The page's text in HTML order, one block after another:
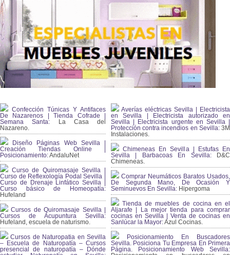
Confección Túnicas Y Antifaces
De Nazarenos | Tienda Cofrade |
Semana Santa: La Casa del
Nazareno.
Diseño Páginas Web Sevilla |
Creación Tiendas Online |
Posicionamiento:AndaluNet
Curso de Quiromasaje Sevilla |
Curso de Reflexología Podal Sevilla |
Curso de Drenaje Linfático Sevilla |
Curso básico de Homeopatía:
Hufeland
Cursos de Quiromasaje Sevilla |
Cursos de Acupuntura Sevilla:
Hufeland, escuela de naturismo.
Cursos de Naturopatia en Sevilla
– Escuela de Naturopatía – Cursos
presencial de naturopatía – Dónde
Averías eléctricas Sevilla | Electricista
en Sevilla | Electricista autorizado en
Sevilla | Electricista urgente en Sevilla |
Protección contra incendios en Sevilla:3M
Instalaciones.
Chimeneas En Sevilla | Estufas En
Sevilla | Barbacoas En Sevilla:D&C
Chimeneas.
Comprar Neumáticos Baratos Usados,
De Segunda Mano, De Ocasión Y
Seminuevos En Sevilla: Hipergoma
Tienda de muebles de cocina en el
Aljarafe | La mejor tienda para comprar
cocinas en Sevilla | Venta de cocinas en
Sanlúcar la Mayor:Azul Cocinas.
Posicionamiento En Buscadores
Sevilla. Posiciona Tu Empresa En Primera
Página. Posicionamiento Web Sevilla: